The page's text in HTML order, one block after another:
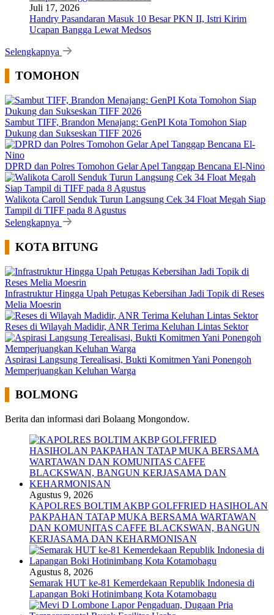
Juli 17, 2026
Handry Pasandaran Masuk 10 Besar PKN II, Istri Kirim
Ucapan Bangga Lewat Medsos
Selengkapnya
TOMOHON
Sambut TIFF, Brandon Menajang: ​GenPI Kota Tomohon Siap
Dukung dan Sukseskan TIFF 2026
DPRD dan Polres Tomohon Gelar Apel Tanggap Bencana El-Nino
Walikota Caroll Senduk Turun Langsung Cek 34 Float Megah Siap
Tampil di TIFF pada 8 Agustus
Selengkapnya
KOTA BITUNG
Infrastruktur Hingga Upah Petugas Kebersihan Jadi Topik di Reses
Melia Moesrin
Reses di Wilayah Madidir, ANR Terima Keluhan Lintas Sektor
Aspirasi Langsung Terealisasi, Bukti Komitmen Yani Ponengoh
Memperjuangkan Keluhan Warga
BOLMONG
Berita dan informasi dari Bolaang Mongondow.
Agustus 9, 2026
KAPOLRES BOLTIM AKBP GOLFFRIED HASIHOLAN
PAKPAHAN TATAP MUKA BERSAMA WARTAWAN
DAN KOMUNITAS CAFFE BLACKSWAN, BANGUN
KERJASAMA DAN KEHARMONISAN
Agustus 8, 2026
Semarak HUT ke-81 Kemerdekaan Republik Indonesia di
Lapangan Boki Hotinimbang Kota Kotamobagu